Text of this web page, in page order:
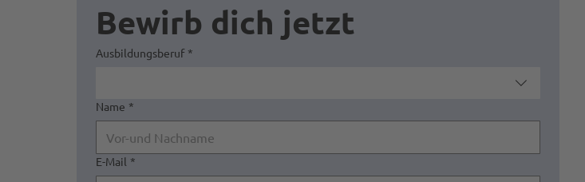
Bewirb dich jetzt
Ausbildungsberuf *
Name *
E-Mail *